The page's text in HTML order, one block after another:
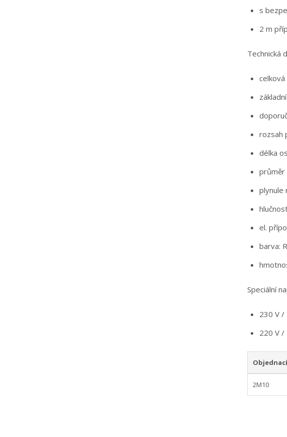
s
2 m
Technická
rozsah
délka
průměr
plynule
el.
barva:
Speciální
230 V
220 V
2M10